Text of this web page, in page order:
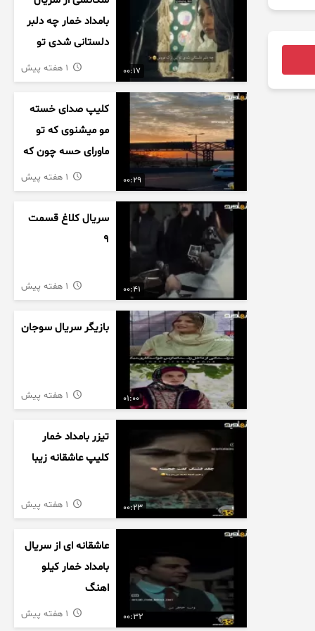
00:17
بامداد خمار چه دلبر
دلستانی شدی تو
این بزک عروس..
00:29
کلیپ صدای خسته
مو میشنوی که تو
ماورای حسه چون که
داریم می رسیم به
اخرای قصه
00:41
سریال کلاغ قسمت
9
01:00
بازیگر سریال سوجان
00:23
تیزر بامداد خمار
کلیپ عاشقانه زیبا
00:32
عاشقانه ای از سریال
بامداد خمار کیلو
اهنگ